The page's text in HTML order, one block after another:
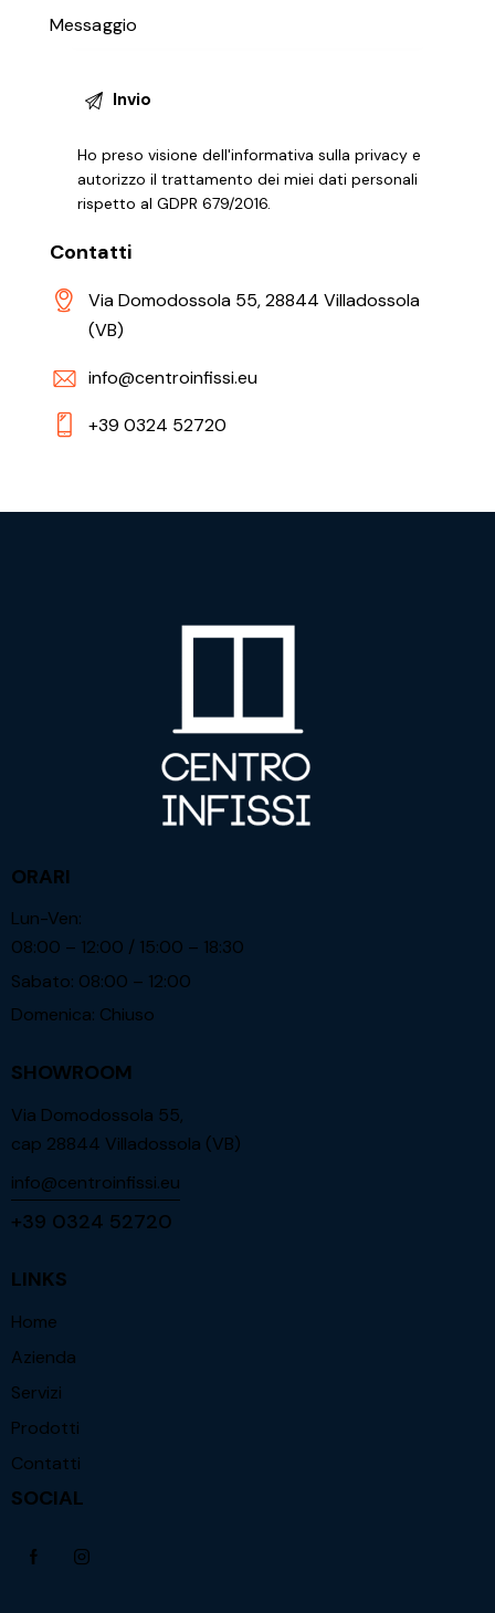
Ho preso visione dell'informativa sulla privacy e
autorizzo il trattamento dei miei dati personali
rispetto al GDPR 679/2016.
Contatti
Via Domodossola 55, 28844 Villadossola
(VB)
info@centroinfissi.eu
+39 0324 52720
ORARI
Lun-Ven:
08:00 – 12:00 / 15:00 – 18:30
Sabato: 08:00 – 12:00
Domenica: Chiuso
SHOWROOM
Via Domodossola 55,
cap 28844 Villadossola (VB)
info@centroinfissi.eu
+39 0324 52720
LINKS
Home
Azienda
Servizi
Prodotti
Contatti
SOCIAL